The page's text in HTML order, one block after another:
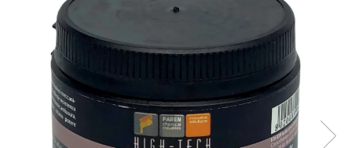
Vopsele si pigmenti
Decapant
Intretinere si reparatii
Auto-Moto
Degresanti
Intretinere caroserie
Solutii antirugina